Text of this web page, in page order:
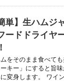
単】生ハムジ
ードドライヤ
をそのまま食べて
キー」にすると旨
に変身します。 ワイ